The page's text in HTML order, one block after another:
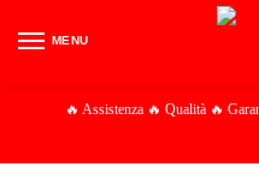
MENU
🔥 Assistenza 🔥 Qualità 🔥